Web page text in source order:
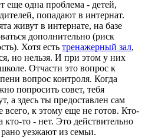
еще одна проблема - детей,
попадают в интернат.
живут в интернате, на базе
дополнительно (риск
Хотя есть тренажерный зал,
но нельзя. И при этом у них
Отчасти это вопрос к
вопрос контроля. Когда
попросить совет, тебя
а здесь ты предоставлен сам
всего, к этому еще не готов. Кто-
кто-то - нет. Это действительно
уезжают из семьи.